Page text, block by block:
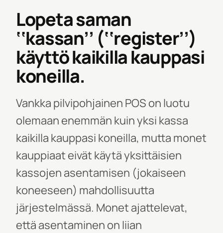
Lopeta saman
‘‘kassan’’ (‘‘register’’)
käyttö kaikilla kauppasi
koneilla.
Vankka pilvipohjainen POS on luotu
olemaan enemmän kuin yksi kassa
kaikilla kauppasi koneilla, mutta monet
kauppiaat eivät käytä yksittäisien
kassojen asentamisen (jokaiseen
koneeseen) mahdollisuutta
järjestelmässä. Monet ajattelevat,
että asentaminen on liian